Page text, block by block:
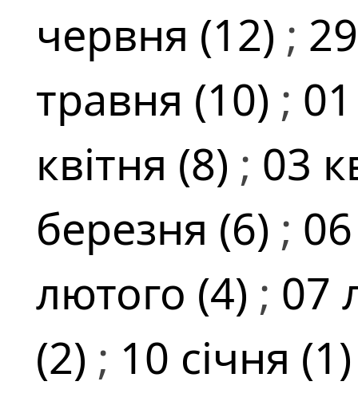
червня (12) ;
травня (10) ;
квітня (8) ; 03
березня (6) ;
лютого (4) ; 07
(2) ; 10 січня